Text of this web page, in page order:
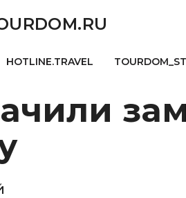
HOTLINE.TRAVEL